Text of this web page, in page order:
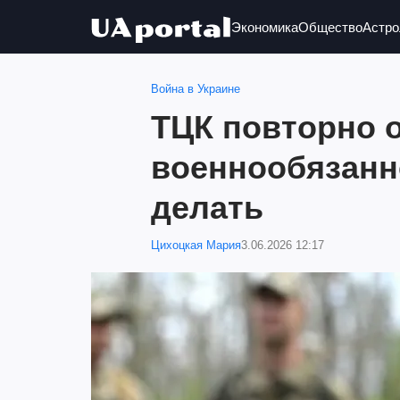
ЭкономикаОбщество
Война в Украине
ТЦК повторно
делать
Цихоцкая Мария3.06.2026 12:17